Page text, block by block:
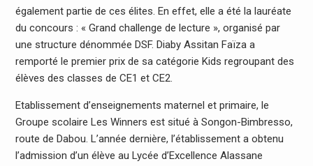
également partie de ces élites. En effet, elle a été la lauréate
du concours : « Grand challenge de lecture », organisé par
une structure dénommée DSF. Diaby Assitan Faïza a
remporté le premier prix de sa catégorie Kids regroupant des
élèves des classes de CE1 et CE2.
Etablissement d’enseignements maternel et primaire, le
Groupe scolaire Les Winners est situé à Songon-Bimbresso,
route de Dabou. L’année dernière, l’établissement a obtenu
l’admission d’un élève au Lycée d’Excellence Alassane